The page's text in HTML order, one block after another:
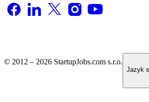
© 2012 – 2026 StartupJobs.com s.r.o.
Jazyk